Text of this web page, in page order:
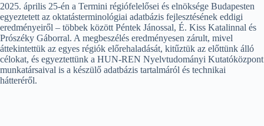
2025. április 25-én a Termini régiófelelősei és elnöksége Budapesten
egyeztetett az oktatásterminológiai adatbázis fejlesztésének eddigi
eredményeiről – többek között Péntek Jánossal, É. Kiss Katalinnal és
Prószéky Gáborral. A megbeszélés eredményesen zárult, mivel
áttekintettük az egyes régiók előrehaladását, kitűztük az előttünk álló
célokat, és egyeztettünk a HUN-REN Nyelvtudományi Kutatóközpont
munkatársaival is a készülő adatbázis tartalmáról és technikai
hátteréről.